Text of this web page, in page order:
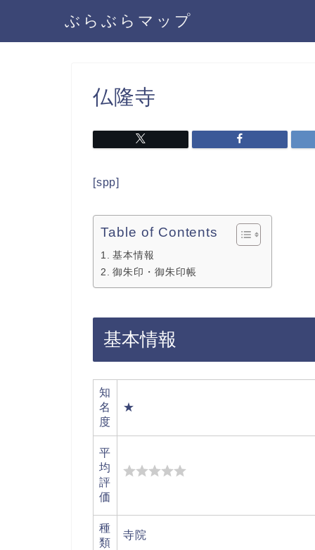
ぶらぶらマップ
仏隆寺
[spp]
Table of Contents
基本情報
御朱印・御朱印帳
基本情報
知
名
度
★
平
均
評
価
種
類
寺院